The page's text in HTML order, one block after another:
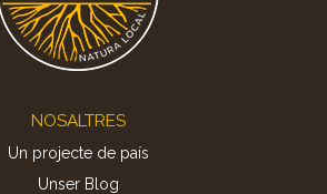
NOSALTRES
Un projecte de país
Unser Blog